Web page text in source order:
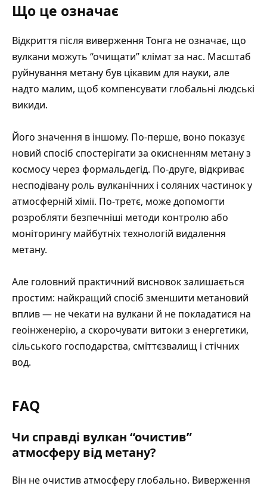
Що це означає
Відкриття після виверження Тонга не означає, що
вулкани можуть “очищати” клімат за нас. Масштаб
руйнування метану був цікавим для науки, але
надто малим, щоб компенсувати глобальні людські
викиди.
Його значення в іншому. По-перше, воно показує
новий спосіб спостерігати за окисненням метану з
космосу через формальдегід. По-друге, відкриває
несподівану роль вулканічних і соляних частинок у
атмосферній хімії. По-третє, може допомогти
розробляти безпечніші методи контролю або
моніторингу майбутніх технологій видалення
метану.
Але головний практичний висновок залишається
простим: найкращий спосіб зменшити метановий
вплив — не чекати на вулкани й не покладатися на
геоінженерію, а скорочувати витоки з енергетики,
сільського господарства, сміттєзвалищ і стічних
вод.
FAQ
Чи справді вулкан “очистив”
атмосферу від метану?
Він не очистив атмосферу глобально. Виверження